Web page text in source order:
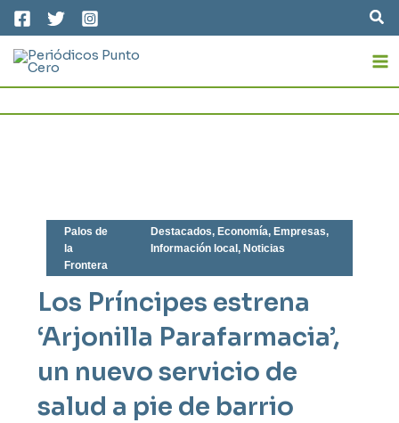
contenido
Palos de
la
Frontera
Destacados, Economía, Empresas,
Información local , Noticias
Los Príncipes estrena
‘Arjonilla Parafarmacia’,
un nuevo servicio de
salud a pie de barrio